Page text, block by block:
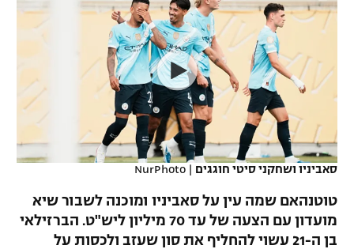
רץ ברשת
תוצאות
לוח שידורים
נבחרת ישראל
מכבי חיפה
בית"ר ירושלים
מכבי תל אביב
הפועל תל אביב
הפועל חיפה
הפועל באר שבע
ליגה ספרדית
ליגה איטלקית
ליגה צרפתית
ליגה הולנדית
ליגה סינית
כדורסל נשים
מכבי תל אביב
הפועל חולון
הפועל ירושלים
דני אבדיה
יורוליג
יורוקאפ
כדוריד
כדורעף
שחייה
אגרוף
סאביניו ושחקני סיטי חוגגים |
NurPhoto
טוטנהאם שמה עין על סאביניו ומוכנה לשבור שיא
מועדון עם הצעה של עד 70 מיליון ליש"ט. הברזילאי
בן ה-21 עשוי להחליף את סון שעזב ולכסות על